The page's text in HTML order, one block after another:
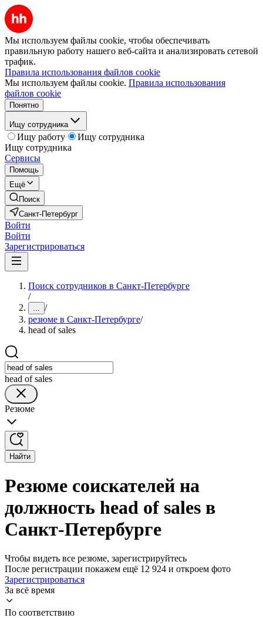
Мы используем файлы cookie, чтобы обеспечивать
правильную работу нашего веб-сайта и анализировать сетевой
трафик.
Правила использования файлов cookie
Мы используем файлы cookie. Правила использования
файлов cookie
Понятно
Ищу сотрудника
Ищу работу
Ищу сотрудника
Ищу сотрудника
Сервисы
Помощь
Ещё
Поиск
Санкт-Петербург
Войти
Войти
Зарегистрироваться
Поиск сотрудников в Санкт-Петербурге
/
... /
резюме в Санкт-Петербурге/
head of sales
head of sales
Резюме
Найти
Резюме соискателей на
должность head of sales в
Санкт-Петербурге
Чтобы видеть все резюме, зарегистрируйтесь
После регистрации покажем ещё 12 924 и откроем фото
Зарегистрироваться
За всё время
По соответствию